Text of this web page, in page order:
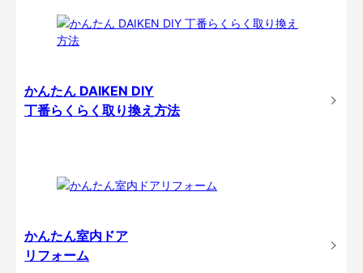
かんたん DAIKEN DIY
丁番らくらく取り換え方法
かんたん室内ドア
リフォーム